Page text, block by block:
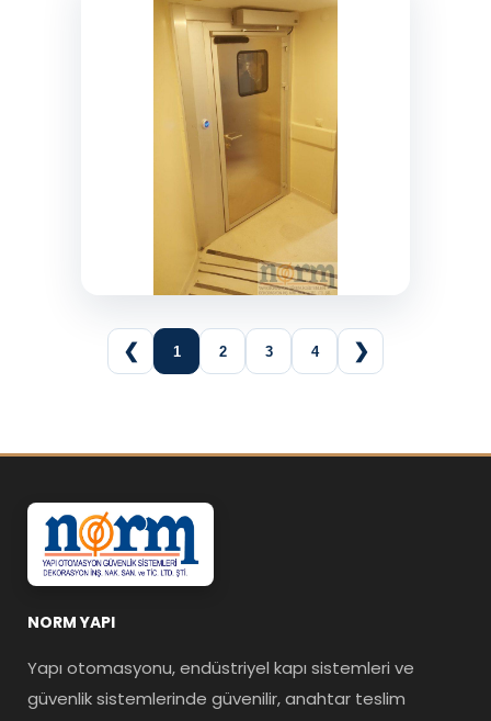
❮ 1 2 3 4 ❯
NORM YAPI
Yapı otomasyonu, endüstriyel kapı sistemleri ve
güvenlik sistemlerinde güvenilir, anahtar teslim